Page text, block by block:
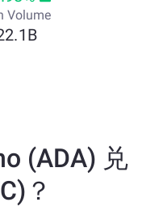
Volume
(ADA) 兑
？